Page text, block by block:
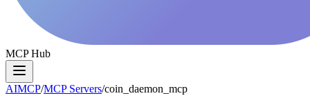
MCP Hub
AIMCP/MCP Servers/coin_daemon_mcp